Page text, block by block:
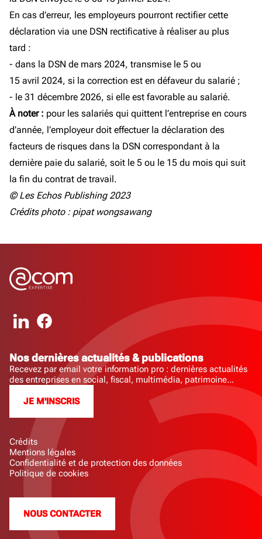
En cas d’erreur, les employeurs pourront rectifier cette
déclaration via une DSN rectificative à réaliser au plus
tard :
- dans la DSN de mars 2024, transmise le 5 ou
15 avril 2024, si la correction est en défaveur du salarié ;
- le 31 décembre 2026, si elle est favorable au salarié.
À noter : pour les salariés qui quittent l’entreprise en cours
d’année, l’employeur doit effectuer la déclaration des
facteurs de risques dans la DSN correspondant à la
dernière paie du salarié, soit le 5 ou le 15 du mois qui suit
la fin du contrat de travail.
© Les Echos Publishing 2023
Crédits photo : pipat wongsawang
Crédits
Mentions légales
Confidentialité et de protection des données
Politique de cookies
NOUS CONTACTER
Nos dernières actualités & publications
Recevez par email votre information pro : dernières actualités
des entreprises en social, fiscal, multimédia, patrimoine...
JE M'INSCRIS